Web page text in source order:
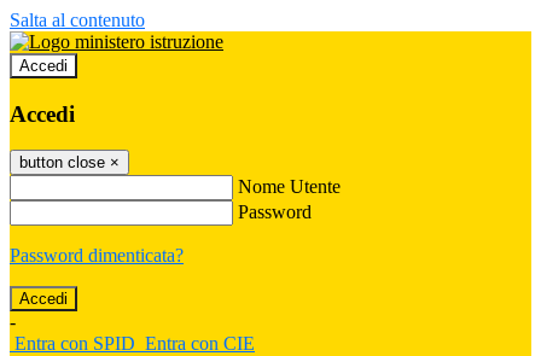
Salta al contenuto
Accedi
Accedi
button close ×
Nome Utente
Password
Password dimenticata?
-
Entra con SPID Entra con CIE